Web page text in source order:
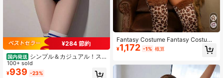
¥284 節約
国内発送 シンプル＆カジュアル！ス
ポーツスタイル
100+ sold
¥939 -23%
Fantasy Costume Fantasy Costume
セクシーシリーズ レオパード柄 タイ
トフィット レディース セクシージャ
¥1,172 -1% 概算